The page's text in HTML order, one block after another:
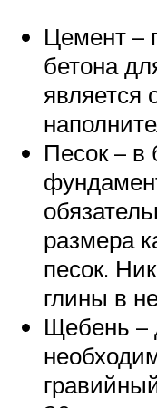
Цемент –
бетона
Песок – в
размера
песок.
глины в
Щебень –